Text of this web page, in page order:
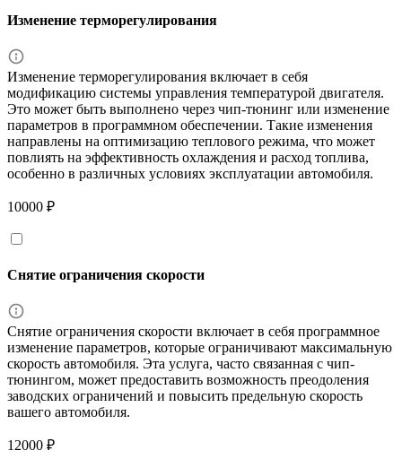
Изменение терморегулирования
Изменение терморегулирования включает в себя
модификацию системы управления температурой двигателя.
Это может быть выполнено через чип-тюнинг или изменение
параметров в программном обеспечении. Такие изменения
направлены на оптимизацию теплового режима, что может
повлиять на эффективность охлаждения и расход топлива,
особенно в различных условиях эксплуатации автомобиля.
10000 ₽
Снятие ограничения скорости
Снятие ограничения скорости включает в себя программное
изменение параметров, которые ограничивают максимальную
скорость автомобиля. Эта услуга, часто связанная с чип-
тюнингом, может предоставить возможность преодоления
заводских ограничений и повысить предельную скорость
вашего автомобиля.
12000 ₽